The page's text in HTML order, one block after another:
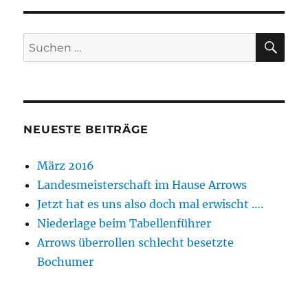
Suchen
nach:
NEUESTE BEITRÄGE
März 2016
Landesmeisterschaft im Hause Arrows
Jetzt hat es uns also doch mal erwischt ….
Niederlage beim Tabellenführer
Arrows überrollen schlecht besetzte
Bochumer